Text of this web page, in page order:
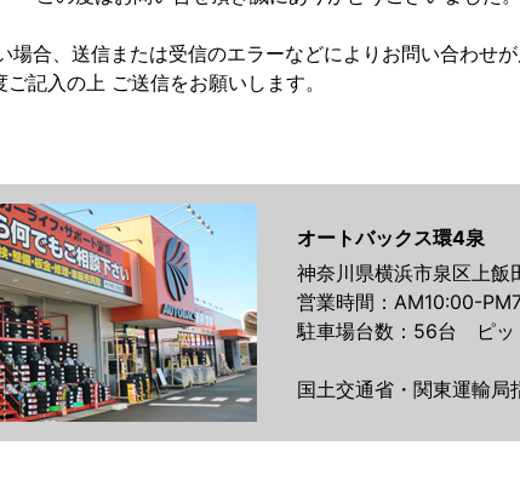
場合、送信または受信のエラーなどによりお問い合わせ
記入の上 ご送信をお願いします。
オートバックス環4泉
神奈川県横浜市泉区上飯
営業時間：AM10:00-
駐車場台数：56台 ピッ
国土交通省・関東運輸局